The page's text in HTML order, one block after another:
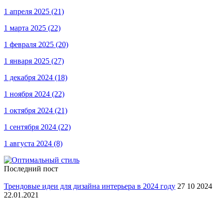
1 апреля 2025 (21)
1 марта 2025 (22)
1 февраля 2025 (20)
1 января 2025 (27)
1 декабря 2024 (18)
1 ноября 2024 (22)
1 октября 2024 (21)
1 сентября 2024 (22)
1 августа 2024 (8)
Последний пост
Трендовые идеи для дизайна интерьера в 2024 году 27 10 2024
22.01.2021